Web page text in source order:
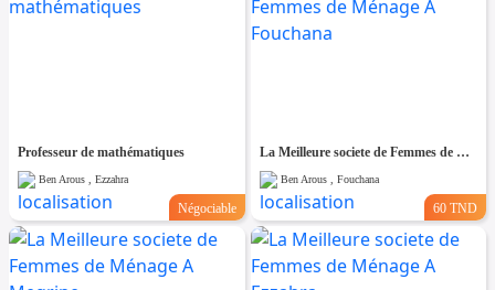
Professeur de mathématiques
Ben Arous , Ezzahra
Négociable
La Meilleure societe de Femmes de Ménage A Fouchana
Ben Arous , Fouchana
60 TND